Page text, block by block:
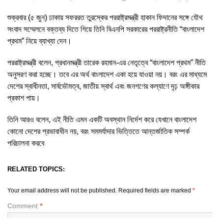
শুক্রবার (৫ জুন) ঢাকায় সফররত তুরস্কের পররাষ্ট্রমন্ত্রী হাকান ফিদানের সঙ্গে যৌথ
সংবাদ সম্মেলনে বক্তব্য দিতে গিয়ে তিনি বিএনপি সরকারের পররাষ্ট্রনীতি “বাংলাদেশ
প্রথম” নিয়ে ব্যাখ্যা দেন।
পররাষ্ট্রমন্ত্রী বলেন, প্রধানমন্ত্রী তারেক রহমান-এর নেতৃত্বে “বাংলাদেশ প্রথম” নীতি
অনুসরণ করা হচ্ছে। তবে এর অর্থ বাংলাদেশ একা হয়ে যাওয়া নয়। বরং এর মাধ্যমে
দেশের স্বাধীনতা, সার্বভৌমত্ব, জাতীয় স্বার্থ এবং জনগণের কল্যাণে দৃঢ় অঙ্গীকার
প্রকাশ পায়।
তিনি আরও বলেন, এই নীতি এমন একটি অবস্থান নির্দেশ করে যেখানে বাংলাদেশ
কোনো দেশের প্রভাবাধীন নয়, বরং সমমর্যাদার ভিত্তিতে আন্তর্জাতিক সম্পর্ক
পরিচালনা করবে
RELATED TOPICS:
Your email address will not be published. Required fields are marked *
Comment *